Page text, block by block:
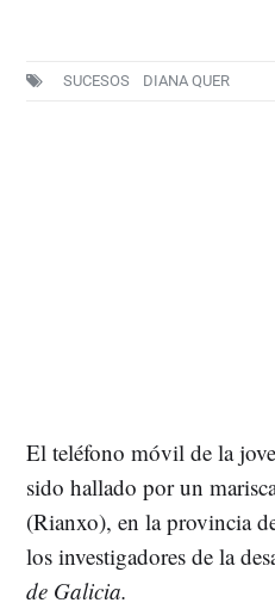
SUCESOS DIANA QUER
El teléfono móvil de la
sido hallado por un
(Rianxo), en la provincia
los investigadores de la
de Galicia.